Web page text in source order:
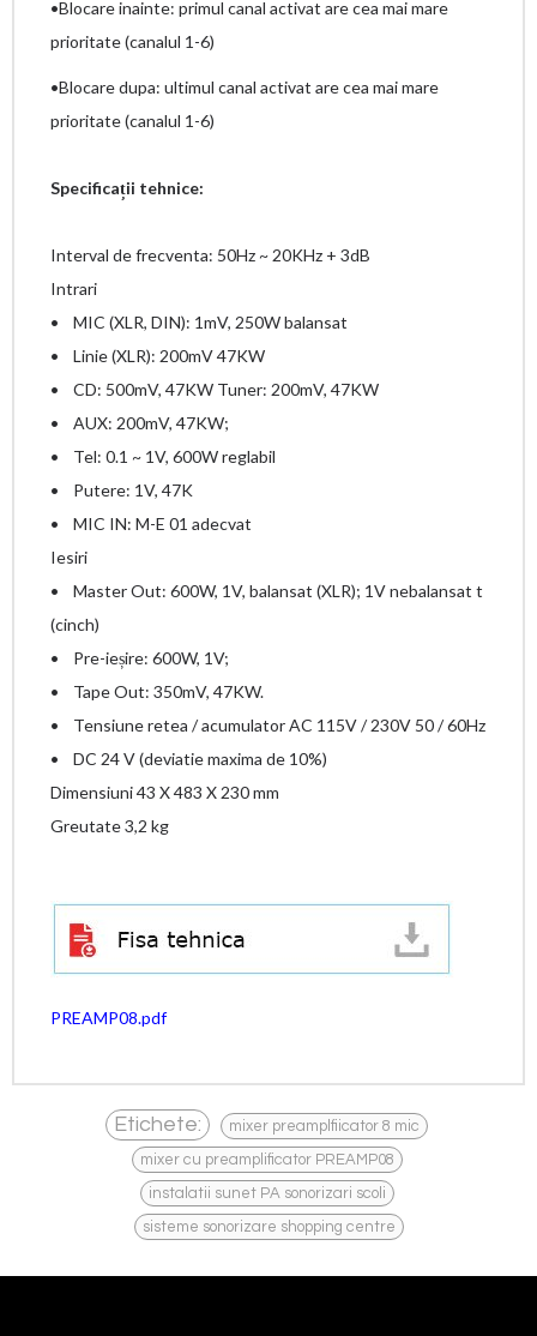
•Blocare inainte: primul canal activat are cea mai mare
prioritate (canalul 1-6)
•Blocare dupa: ultimul canal activat are cea mai mare
prioritate (canalul 1-6)
Specificații tehnice:
Interval de frecventa: 50Hz ~ 20KHz + 3dB
Intrari
• MIC (XLR, DIN): 1mV, 250W balansat
• Linie (XLR): 200mV 47KW
• CD: 500mV, 47KW Tuner: 200mV, 47KW
• AUX: 200mV, 47KW;
• Tel: 0.1 ~ 1V, 600W reglabil
• Putere: 1V, 47K
• MIC IN: M-E 01 adecvat
Iesiri
• Master Out: 600W, 1V, balansat (XLR); 1V nebalansat t
(cinch)
• Pre-ieșire: 600W, 1V;
• Tape Out: 350mV, 47KW.
• Tensiune retea / acumulator AC 115V / 230V 50 / 60Hz
• DC 24 V (deviatie maxima de 10%)
Dimensiuni 43 X 483 X 230 mm
Greutate 3,2 kg
PREAMP08.pdf
Etichete: mixer preamplfiicator 8 mic
mixer cu preamplificator PREAMP08 ,
instalatii sunet PA sonorizari scoli ,
sisteme sonorizare shopping centre